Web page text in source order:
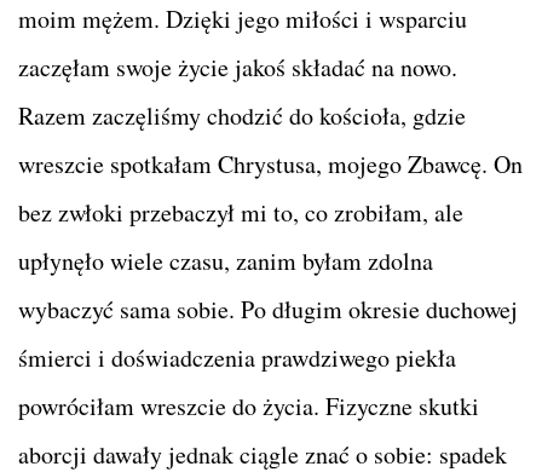
moim mężem. Dzięki jego miłości i wsparciu
zaczęłam swoje życie jakoś składać na nowo.
Razem zaczęliśmy chodzić do kościoła, gdzie
wreszcie spotkałam Chrystusa, mojego Zbawcę. On
bez zwłoki przebaczył mi to, co zrobiłam, ale
upłynęło wiele czasu, zanim byłam zdolna
wybaczyć sama sobie. Po długim okresie duchowej
śmierci i doświadczenia prawdziwego piekła
powróciłam wreszcie do życia. Fizyczne skutki
aborcji dawały jednak ciągle znać o sobie: spadek